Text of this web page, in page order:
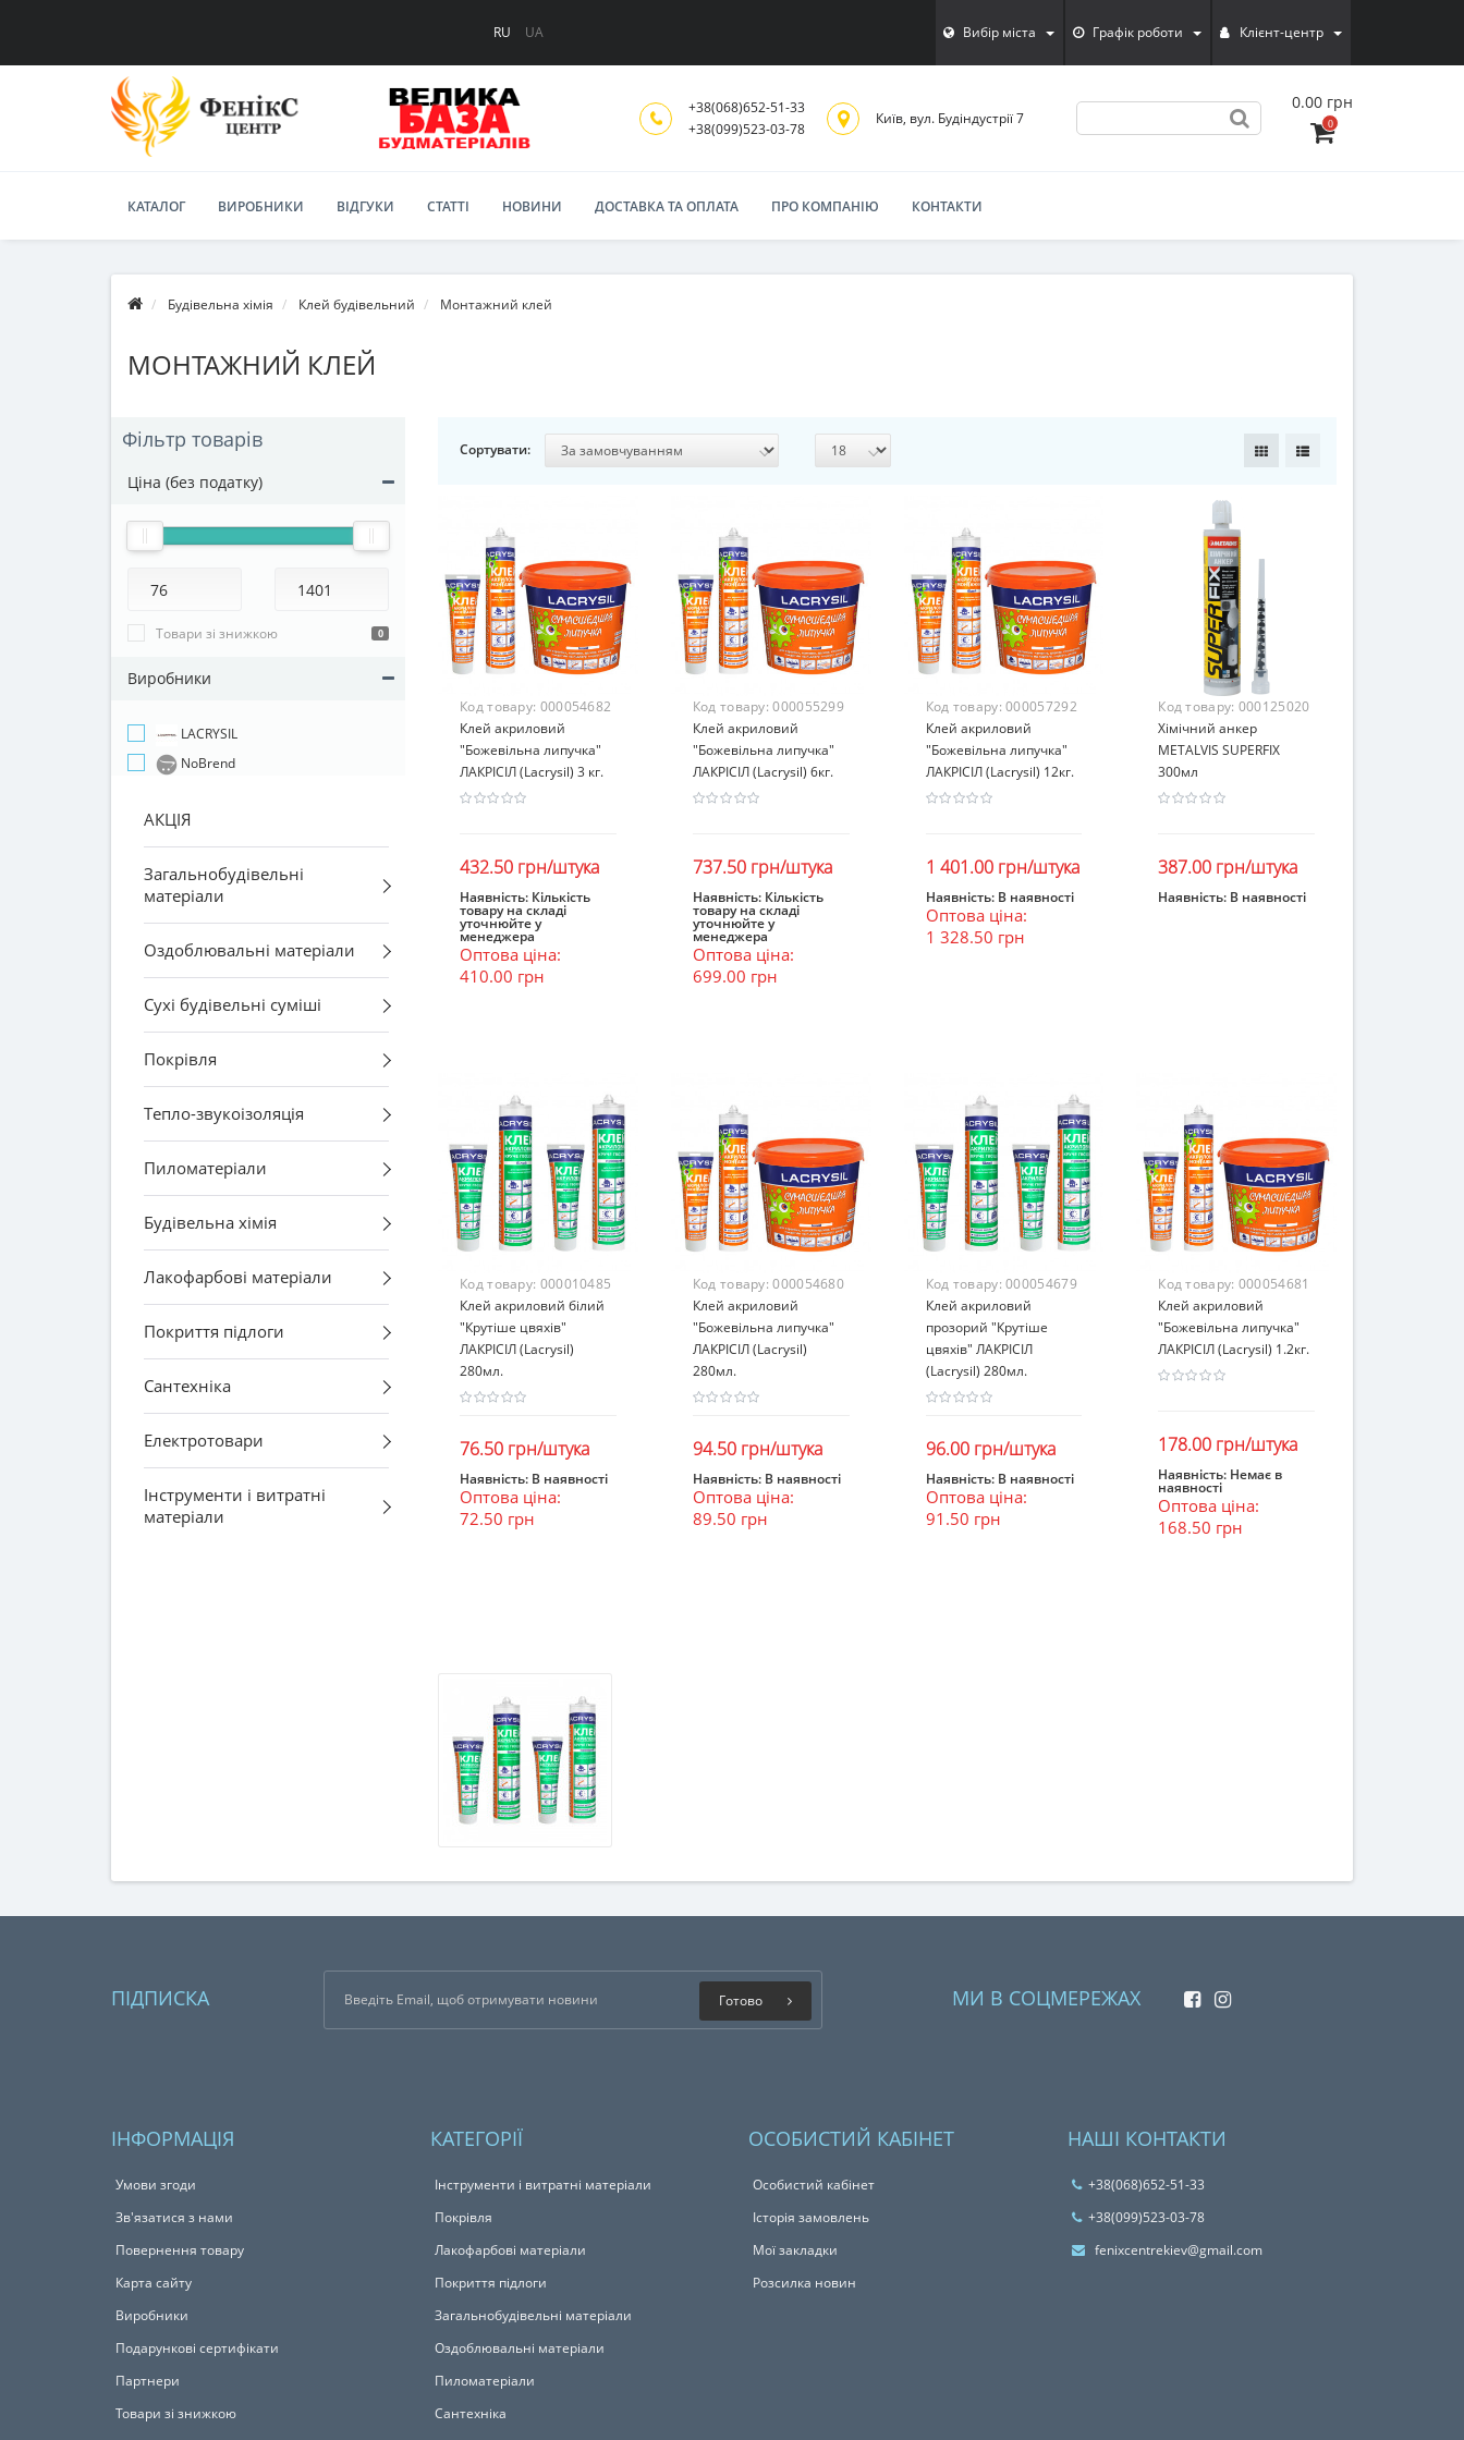
RU UA Вибiр мiста Графік роботи Клієнт-центр
+38(068)652-51-33
‎+38(099)523-03-78
Київ, вул. Будіндустрії 7
0.00 грн
0
КАТАЛОГ ВИРОБНИКИ ВІДГУКИ СТАТТІ НОВИНИ ДОСТАВКА ТА ОПЛАТА ПРО КОМПАНІЮ КОНТАКТИ
Будівельна хімія Клей будівельний Монтажний клей
МОНТАЖНИЙ КЛЕЙ
Фільтр товарів
Ціна (без податку)
Товари зі знижкою 0
Виробники
LACRYSIL
NoBrend
АКЦІЯ
Загальнобудівельні
матеріали
Оздоблювальні матеріали
Сухі будівельні суміші
Покрівля
Тепло-звукоізоляція
Пиломатеріали
Будівельна хімія
Лакофарбові матеріали
Покриття підлоги
Сантехніка
Електротовари
Інструменти і витратні
матеріали
Сортувати:
Код товару: 000054682
Клей акриловий
"Божевільна липучка"
ЛАКРІСІЛ (Lacrysil) 3 кг.
432.50 грн/штука
В кошик
Наявність: Кількість
товару на складі
уточнюйте у
менеджера
Оптова ціна:
410.00 грн
Код товару:000055299
Клей акриловий
"Божевільна липучка"
ЛАКРІСІЛ (Lacrysil) 6кг.
737.50 грн/штука
В кошик
Наявність: Кількість
товару на складі
уточнюйте у
менеджера
Оптова ціна:
699.00 грн
Код товару:000057292
Клей акриловий
"Божевільна липучка"
ЛАКРІСІЛ (Lacrysil) 12кг.
1 401.00 грн/штука
В кошик
Наявність: В наявності
Оптова ціна:
1 328.50 грн
Код товару: 000125020
Хімічний анкер
METALVIS SUPERFIX
300мл
387.00 грн/штука
Наявність: В наявності
Код товару: 000010485
Клей акриловий білий
"Крутіше цвяхів"
ЛАКРІСІЛ (Lacrysil)
280мл.
76.50 грн/штука
В кошик
Наявність: В наявності
Оптова ціна:
72.50 грн
Код товару:000054680
Клей акриловий
"Божевільна липучка"
ЛАКРІСІЛ (Lacrysil)
280мл.
94.50 грн/штука
В кошик
Наявність: В наявності
Оптова ціна:
89.50 грн
Код товару:000054679
Клей акриловий
прозорий "Крутіше
цвяхів" ЛАКРІСІЛ
(Lacrysil) 280мл.
96.00 грн/штука
В кошик
Наявність: В наявності
Оптова ціна:
91.50 грн
Код товару: 000054681
Клей акриловий
"Божевільна липучка"
ЛАКРІСІЛ (Lacrysil) 1.2кг.
178.00 грн/штука
Закінчився
Наявність: Немає в
наявності
Оптова ціна:
168.50 грн
ПІДПИСКА Готово МИ В СОЦМЕРЕЖАХ
ІНФОРМАЦІЯ
Умови згоди
Зв'язатися з нами
Повернення товару
Карта сайту
Виробники
Подарункові сертифікати
Партнери
Товари зі знижкою
КАТЕГОРІЇ
Інструменти і витратні матеріали
Покрівля
Лакофарбові матеріали
Покриття підлоги
Загальнобудівельні матеріали
Оздоблювальні матеріали
Пиломатеріали
Сантехніка
ОСОБИСТИЙ КАБІНЕТ
Особистий кабінет
Історія замовлень
Мої закладки
Розсилка новин
НАШІ КОНТАКТИ
+38(068)652-51-33
‎+38(099)523-03-78
fenixcentrekiev@gmail.com